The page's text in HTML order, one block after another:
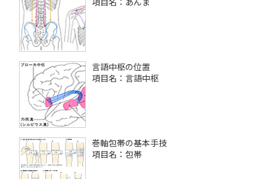
言語中枢の位置
項目名：言語中枢
巻軸包帯の基本手技
項目名：包帯